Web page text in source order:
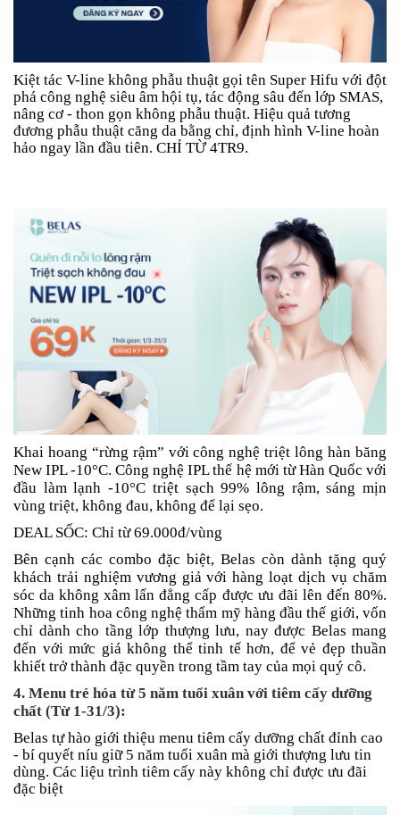
Kiệt tác V-line không phẫu thuật gọi tên Super Hifu với đột
phá công nghệ siêu âm hội tụ, tác động sâu đến lớp SMAS,
nâng cơ - thon gọn không phẫu thuật. Hiệu quả tương
đương phẫu thuật căng da bằng chỉ, định hình V-line hoàn
hảo ngay lần đầu tiên. CHỈ TỪ 4TR9.
Khai hoang “rừng rậm” với công nghệ triệt lông hàn băng
New IPL -10°C. Công nghệ IPL thế hệ mới từ Hàn Quốc với
đầu làm lạnh -10°C triệt sạch 99% lông rậm, sáng mịn
vùng triệt, không đau, không để lại sẹo.
DEAL SỐC: Chỉ từ 69.000đ/vùng
Bên cạnh các combo đặc biệt, Belas còn dành tặng quý
khách trải nghiệm vương giả với hàng loạt dịch vụ chăm
sóc da không xâm lấn đẳng cấp được ưu đãi lên đến 80%.
Những tinh hoa công nghệ thẩm mỹ hàng đầu thế giới, vốn
chỉ dành cho tầng lớp thượng lưu, nay được Belas mang
đến với mức giá không thể tinh tế hơn, để vẻ đẹp thuần
khiết trở thành đặc quyền trong tầm tay của mọi quý cô.
4. Menu trẻ hóa từ 5 năm tuổi xuân với tiêm cấy dưỡng
chất (Từ 1-31/3):
Belas tự hào giới thiệu menu tiêm cấy dưỡng chất đỉnh cao
- bí quyết níu giữ 5 năm tuổi xuân mà giới thượng lưu tin
dùng. Các liệu trình tiêm cấy này không chỉ được ưu đãi
đặc biệt